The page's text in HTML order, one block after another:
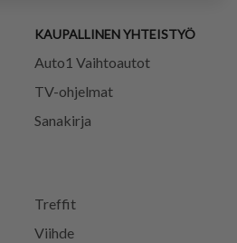
Treffit
Viihde
KAUPALLINEN YHTEISTYÖ
Auto1 Vaihtoautot
TV-ohjelmat
Sanakirja